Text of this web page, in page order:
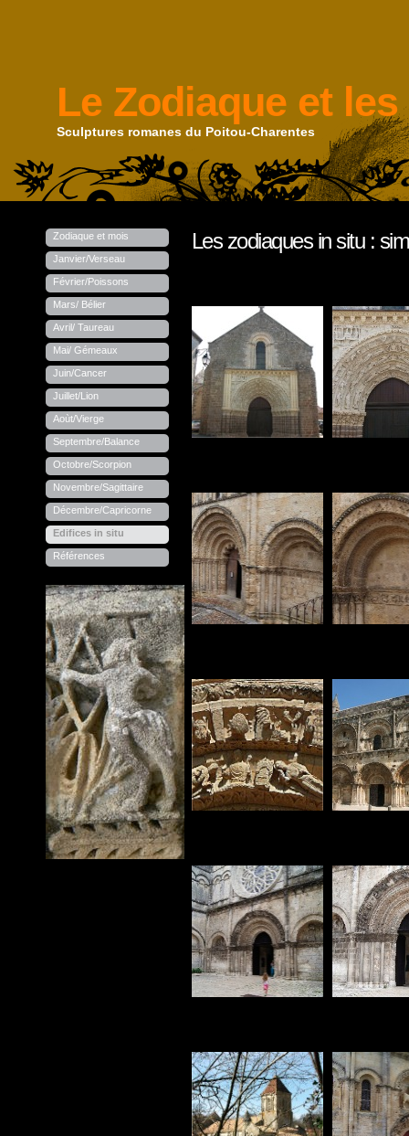
Le Zodiaque et
Sculptures romanes du Poitou-Charentes
Zodiaque et mois
Janvier/Verseau
Février/Poissons
Mars/ Bélier
Avril/ Taureau
Mai/ Gémeaux
Juin/Cancer
Juillet/Lion
Aoùt/Vierge
Septembre/Balance
Octobre/Scorpion
Novembre/Sagittaire
Décembre/Capricorne
Edifices in situ
Références
Les zodiaques in situ :